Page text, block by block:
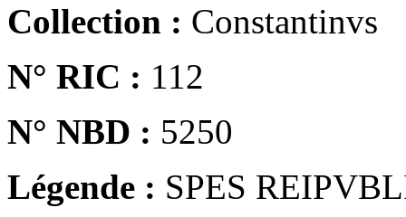
Collection : Constantinvs
N° RIC : 112
N° NBD : 5250
Légende : SPES